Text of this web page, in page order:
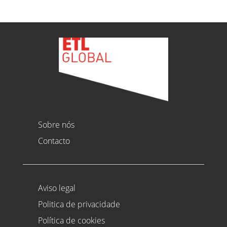
Sobre nós
Contacto
Aviso legal
Politica de privacidade
Política de cookies